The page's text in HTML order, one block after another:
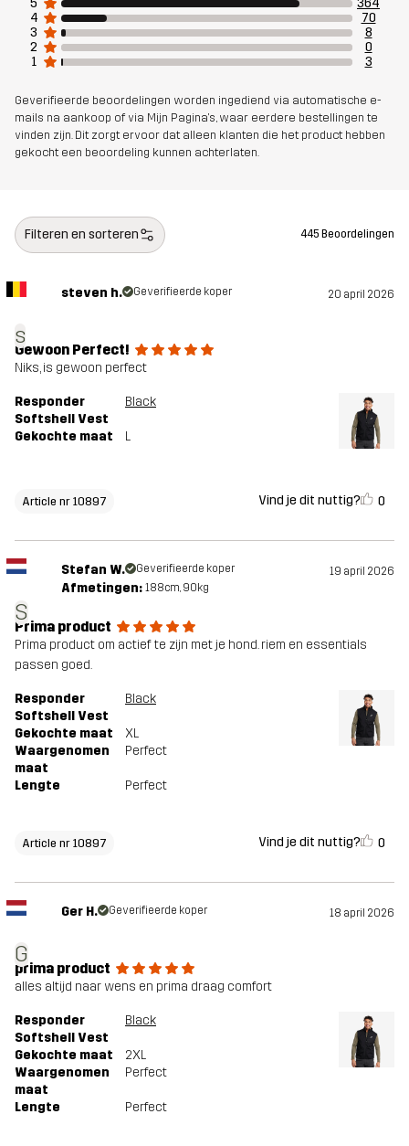
4
70
3
8
2
0
1
3
Geverifieerde beoordelingen worden ingediend via automatische e-
mails na aankoop of via Mijn Pagina's, waar eerdere bestellingen te
vinden zijn. Dit zorgt ervoor dat alleen klanten die het product hebben
gekocht een beoordeling kunnen achterlaten.
Filteren en sorteren 445 Beoordelingen
s
steven h. Geverifieerde koper 20 april 2026
Gewoon Perfect!
Niks, is gewoon perfect
Responder
Softshell Vest
Black
Gekochte maat L
Article nr 10897 Vind je dit nuttig? 0
S
Stefan W. Geverifieerde koper 19 april 2026
Afmetingen: 188cm, 90kg
Prima product
Prima product om actief te zijn met je hond. riem en essentials
passen goed.
Responder
Softshell Vest
Black
Gekochte maat
XL
Waargenomen
maat
Perfect
Lengte Perfect
Article nr 10897 Vind je dit nuttig? 0
G
Ger H. Geverifieerde koper 18 april 2026
prima product
alles altijd naar wens en prima draag comfort
Responder
Softshell Vest
Black
Gekochte maat
2XL
Waargenomen
maat
Perfect
Lengte Perfect